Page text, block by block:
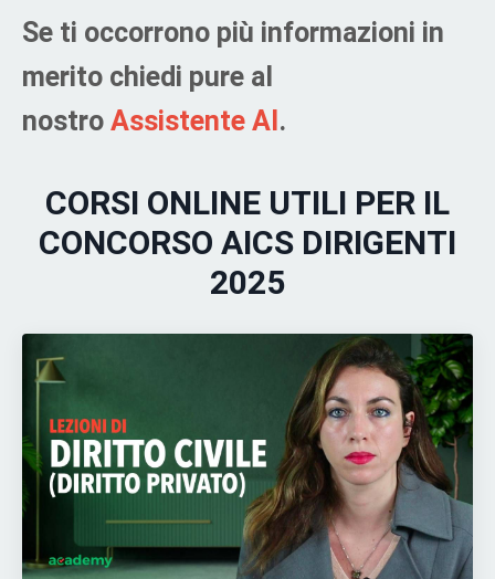
Se ti occorrono più informazioni in
merito chiedi pure al
nostro Assistente AI .
CORSI ONLINE UTILI PER IL
CONCORSO AICS DIRIGENTI
2025